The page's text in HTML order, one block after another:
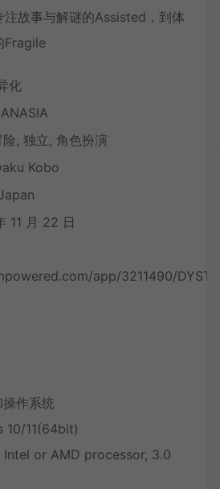
注故事与解谜的Assisted，到体
Fragile
化
, 独立, 角色扮演
Kobo
11 月 22 日
app/3211490/
作系统
10/11(64bit)
or AMD processor, 3.0